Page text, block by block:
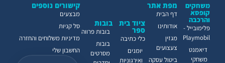
קישורים נוספים
מבצעים
סל קניות
מדיניות משלוחים והחזרה
החשבון שלי
ציוד בית
ספר
כלי כתיבה
יומנים
ואירגוניות
בובות
בובות פרווה
בובות
מסרטים
משחקים
קופסא
והרכבה
פלימובייל -
Playmobil
דיאמנט
משחקי
מפת אתר
דף הבית
אודותינו
מגזין
צעצועים
ביטול עסקה